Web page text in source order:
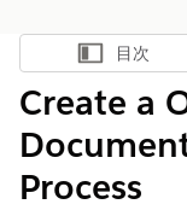
目次を表示
目次
Create a
Process